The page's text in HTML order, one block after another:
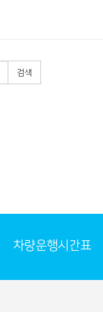
검색
차량운행시간표